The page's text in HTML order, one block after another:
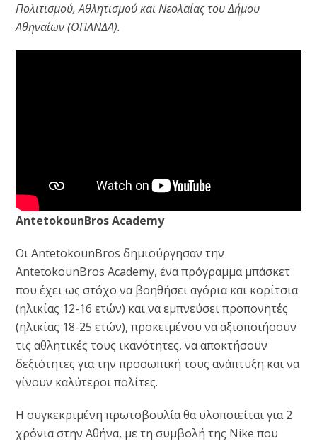
Πολιτισμού, Αθλητισμού και Νεολαίας του Δήμου
Αθηναίων (ΟΠΑΝΔΑ).
AntetokounBros Academy
Οι AntetokounBros δημιούργησαν την
AntetokounBros Academy, ένα πρόγραμμα μπάσκετ
που έχει ως στόχο να βοηθήσει αγόρια και κορίτσια
(ηλικίας 12-16 ετών) και να εμπνεύσει προπονητές
(ηλικίας 18-25 ετών), προκειμένου να αξιοποιήσουν
τις αθλητικές τους ικανότητες, να αποκτήσουν
δεξιότητες για την προσωπική τους ανάπτυξη και να
γίνουν καλύτεροι πολίτες.
Η συγκεκριμένη πρωτοβουλία θα υλοποιείται για 2
χρόνια στην Αθήνα, με τη συμβολή της Nike που